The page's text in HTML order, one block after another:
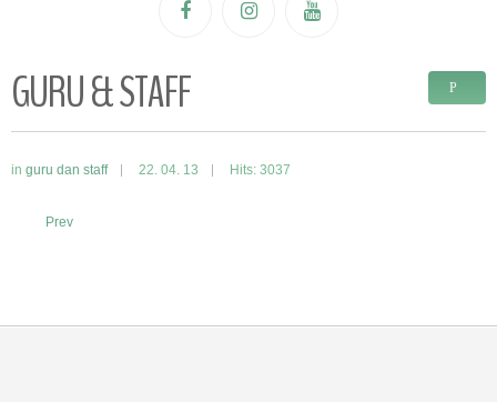
GURU & STAFF
in guru dan staff 22. 04. 13 Hits: 3037
Prev